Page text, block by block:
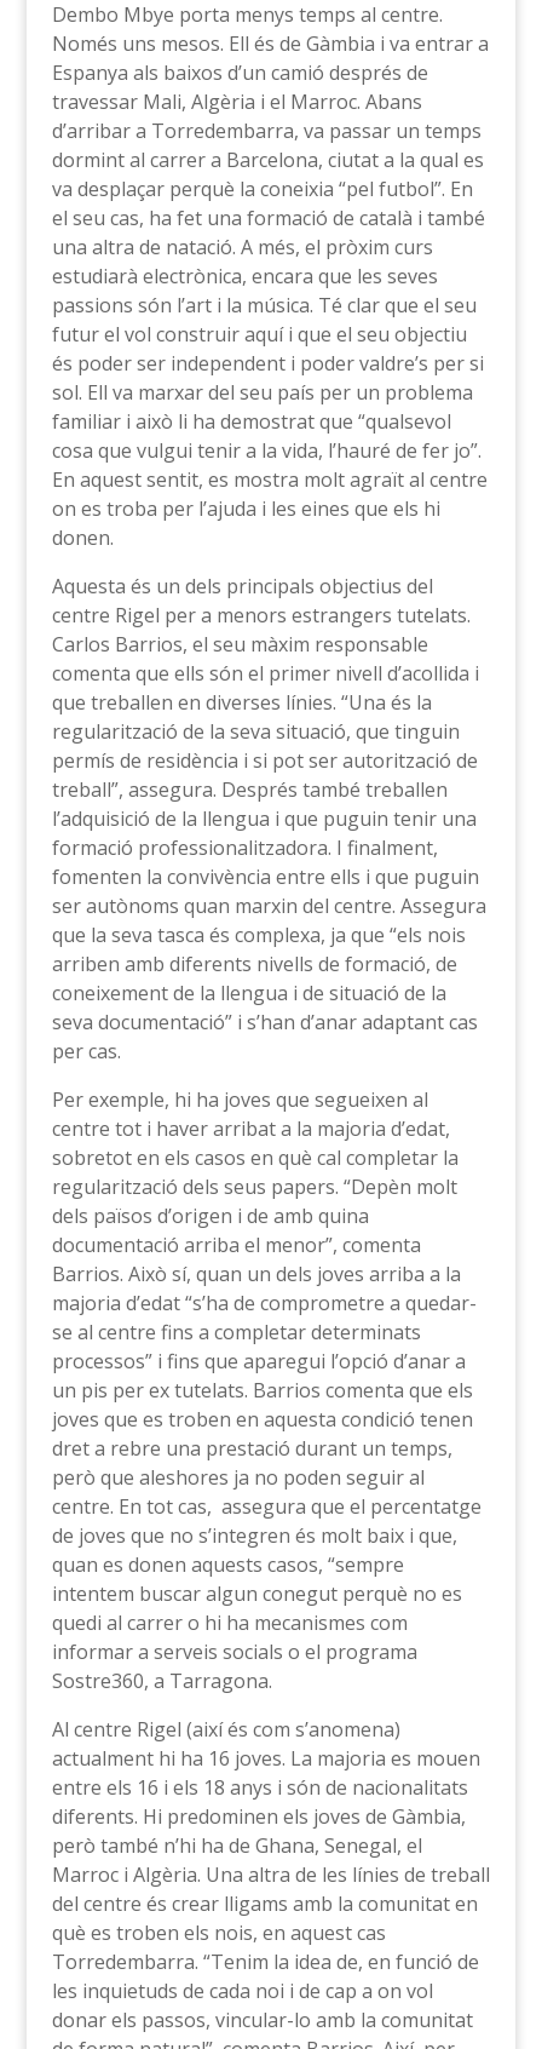
Dembo Mbye porta menys temps al centre.
Només uns mesos. Ell és de Gàmbia i va entrar a
Espanya als baixos d’un camió després de
travessar Mali, Algèria i el Marroc. Abans
d’arribar a Torredembarra, va passar un temps
dormint al carrer a Barcelona, ciutat a la qual es
va desplaçar perquè la coneixia “pel futbol”. En
el seu cas, ha fet una formació de català i també
una altra de natació. A més, el pròxim curs
estudiarà electrònica, encara que les seves
passions són l’art i la música. Té clar que el seu
futur el vol construir aquí i que el seu objectiu
és poder ser independent i poder valdre’s per si
sol. Ell va marxar del seu país per un problema
familiar i això li ha demostrat que “qualsevol
cosa que vulgui tenir a la vida, l’hauré de fer jo”.
En aquest sentit, es mostra molt agraït al centre
on es troba per l’ajuda i les eines que els hi
donen.
Aquesta és un dels principals objectius del
centre Rigel per a menors estrangers tutelats.
Carlos Barrios, el seu màxim responsable
comenta que ells són el primer nivell d’acollida i
que treballen en diverses línies. “Una és la
regularització de la seva situació, que tinguin
permís de residència i si pot ser autorització de
treball”, assegura. Després també treballen
l’adquisició de la llengua i que puguin tenir una
formació professionalitzadora. I finalment,
fomenten la convivència entre ells i que puguin
ser autònoms quan marxin del centre. Assegura
que la seva tasca és complexa, ja que “els nois
arriben amb diferents nivells de formació, de
coneixement de la llengua i de situació de la
seva documentació” i s’han d’anar adaptant cas
per cas.
Per exemple, hi ha joves que segueixen al
centre tot i haver arribat a la majoria d’edat,
sobretot en els casos en què cal completar la
regularització dels seus papers. “Depèn molt
dels països d’origen i de amb quina
documentació arriba el menor”, comenta
Barrios. Això sí, quan un dels joves arriba a la
majoria d’edat “s’ha de comprometre a quedar-
se al centre fins a completar determinats
processos” i fins que aparegui l’opció d’anar a
un pis per ex tutelats. Barrios comenta que els
joves que es troben en aquesta condició tenen
dret a rebre una prestació durant un temps,
però que aleshores ja no poden seguir al
centre. En tot cas, assegura que el percentatge
de joves que no s’integren és molt baix i que,
quan es donen aquests casos, “sempre
intentem buscar algun conegut perquè no es
quedi al carrer o hi ha mecanismes com
informar a serveis socials o el programa
Sostre360, a Tarragona.
Al centre Rigel (així és com s’anomena)
actualment hi ha 16 joves. La majoria es mouen
entre els 16 i els 18 anys i són de nacionalitats
diferents. Hi predominen els joves de Gàmbia,
però també n’hi ha de Ghana, Senegal, el
Marroc i Algèria. Una altra de les línies de treball
del centre és crear lligams amb la comunitat en
què es troben els nois, en aquest cas
Torredembarra. “Tenim la idea de, en funció de
les inquietuds de cada noi i de cap a on vol
donar els passos, vincular-lo amb la comunitat